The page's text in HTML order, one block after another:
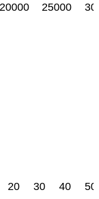
20000 25000
20 30 40 50